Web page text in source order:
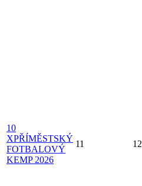
10
XPŘÍMĚSTSKÝ
FOTBALOVÝ
KEMP 2026
11 12